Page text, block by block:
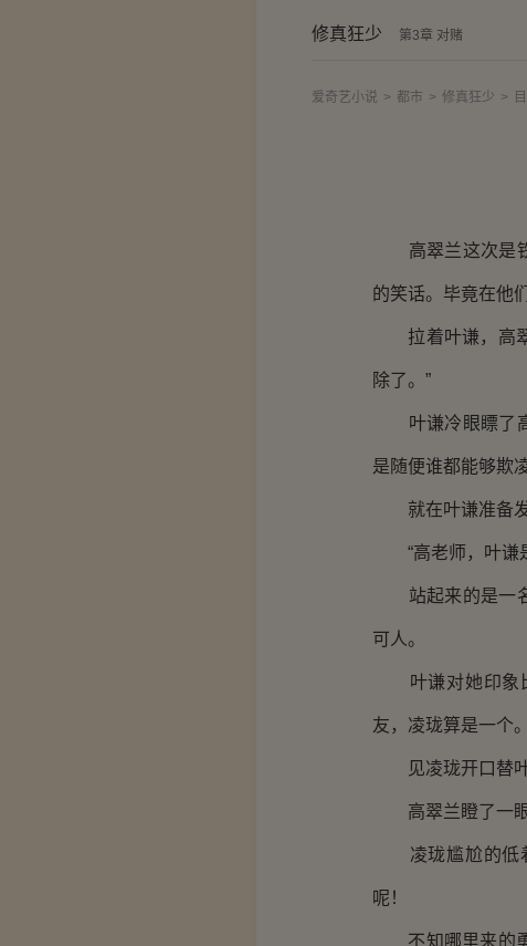
修真狂少 第3章 对赌
爱奇艺小说 > 都市 > 修真狂少 >
高翠兰这次是铁
的笑话。毕竟在他
拉着叶谦，高翠
除了。”
叶谦冷眼瞟了高
是随便谁都能够欺
就在叶谦准备发
“高老师，叶谦是
站起来的是一名
可人。
叶谦对她印象比
友，凌珑算是一个。
见凌珑开口替叶
高翠兰瞪了一眼
凌珑尴尬的低着
呢！
不知哪里来的勇